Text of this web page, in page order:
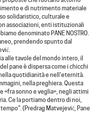
e di nutrimento materiale
solidaristico, culturale e
associazioni, enti istituzionali
denominato PANE NOSTRO.
prendendo spunto dal
alle tavole del mondo intero, il
pane è dispersa come i chicchi
quotidianità e nell’eternità.
nella preghiera. Questa
«fra sonno e veglia», negli attimi
Ce la portiamo dentro di noi,
(Predrag Matvejević, Pane